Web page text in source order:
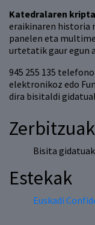
Katedralaren
eraikinaren historia
panelen eta
urtetatik gaur egun
945 255 135
elektronikoz edo
dira bisitaldi
Zerbitzuak
Bisita gidatuak
Estekak
Euskadi